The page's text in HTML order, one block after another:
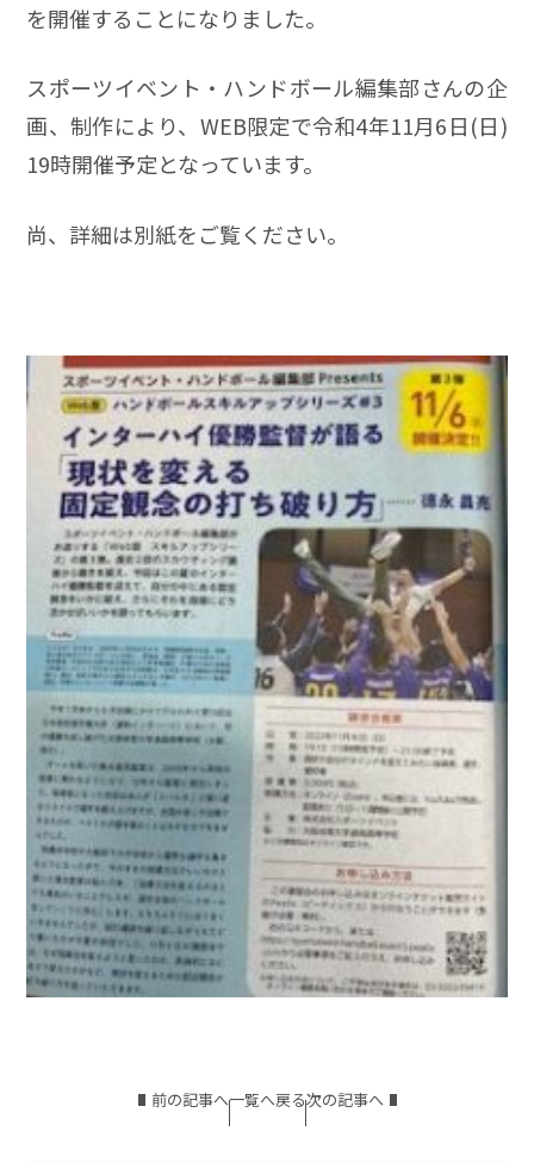
を開催することになりました。
スポーツイベント・ハンドボール編集部さんの企
画、制作により、WEB限定で令和4年11月6日(日)
19時開催予定となっています。
尚、詳細は別紙をご覧ください。
前の記事へ一覧へ戻る次の記事へ